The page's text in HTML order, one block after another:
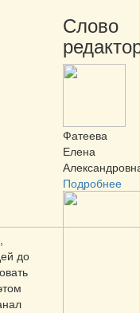
до
Слово
Фатеева
Елена
Подробнее